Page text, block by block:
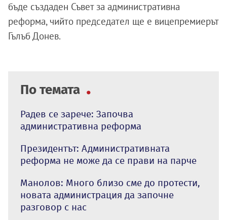
бъде създаден Съвет за административна
реформа, чийто председател ще е вицепремиерът
Гълъб Донев.
По темата
Радев се зарече: Започва
административна реформа
Президентът: Административната
реформа не може да се прави на парче
Манолов: Много близо сме до протести,
новата администрация да започне
разговор с нас